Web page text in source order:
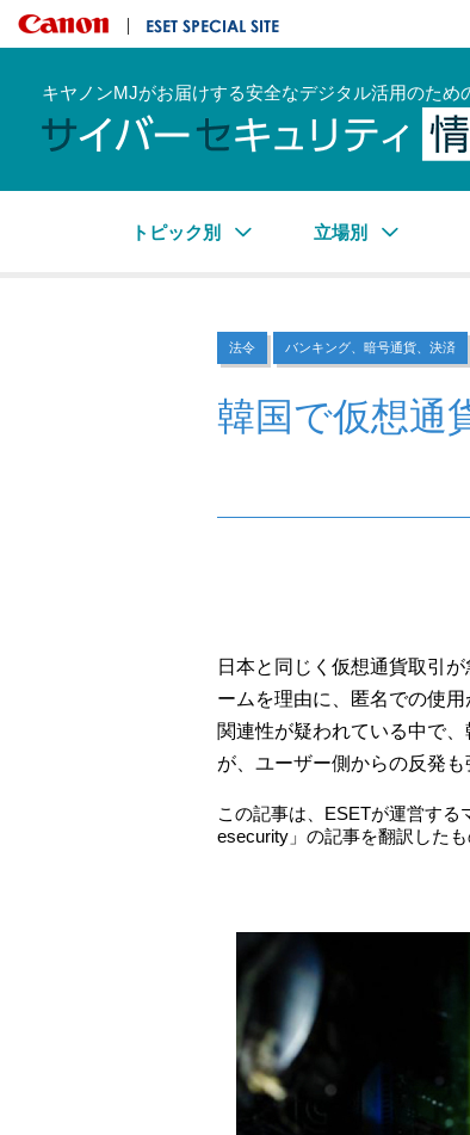
キヤノンマーケティングジャパン株式会社
キヤノンMJがお届けする安全なデジタル活用のため
トピック別 立場別
法令 バンキング、暗号通貨、決済
韓国で仮想通
日本と同じく仮想通貨取引
ームを理由に、匿名での使
関連性が疑われている中で
が、ユーザー側からの反発も
この記事は、ESETが運営す
esecurity」の記事を翻訳したも